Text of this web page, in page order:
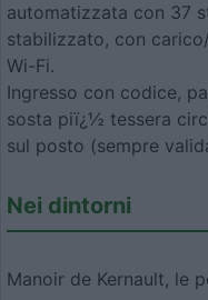
automatizzata con 37
stabilizzato, con
Wi-Fi.
Ingresso con codice,
sosta piï¿½ tessera
sul posto (sempre
Nei dintorni
Manoir de Kernault, le